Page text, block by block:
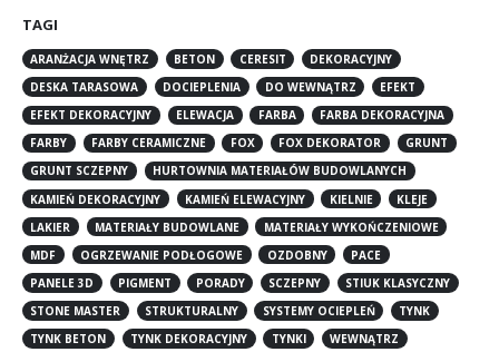
TAGI
ARANŻACJA WNĘTRZ BETON CERESIT
DEKORACYJNY
DESKA TARASOWA
DOCIEPLENIA DO WEWNĄTRZ
EFEKT
EFEKT DEKORACYJNY
ELEWACJA FARBA
FARBA DEKORACYJNA
FARBY
FARBY CERAMICZNE FOX FOX DEKORATOR
GRUNT
GRUNT SCZEPNY
HURTOWNIA MATERIAŁÓW BUDOWLANYCH
KAMIEŃ DEKORACYJNY
KAMIEŃ ELEWACYJNY KIELNIE
KLEJE
LAKIER
MATERIAŁY BUDOWLANE
MATERIAŁY WYKOŃCZENIOWE
MDF
OGRZEWANIE PODŁOGOWE OZDOBNY
PACE
PANELE 3D
PIGMENT PORADY SCZEPNY
STIUK KLASYCZNY
STONE MASTER
STRUKTURALNY SYSTEMY OCIEPLEŃ
TYNK
TYNK BETON
TYNK DEKORACYJNY TYNKI
WEWNĄTRZ